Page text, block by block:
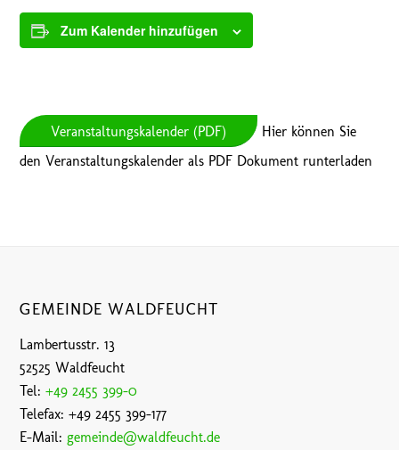
Zum Kalender hinzufügen
Veranstaltungskalender (PDF)
Hier können Sie
den Veranstaltungskalender als PDF Dokument runterladen
GEMEINDE WALDFEUCHT
Lambertusstr. 13
52525 Waldfeucht
Tel:+49 2455 399-0
Telefax: +49 2455 399-177
E-Mail: gemeinde@waldfeucht.de